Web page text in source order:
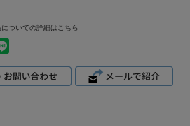
についての詳細はこちら